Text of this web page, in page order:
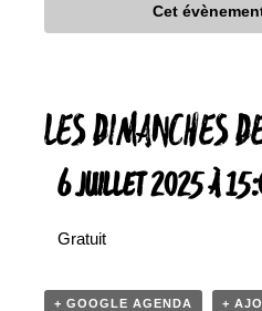
Cet
LES DIMANCHES
6 JUILLET 2025 À
Gratuit
+ GOOGLE AGENDA +